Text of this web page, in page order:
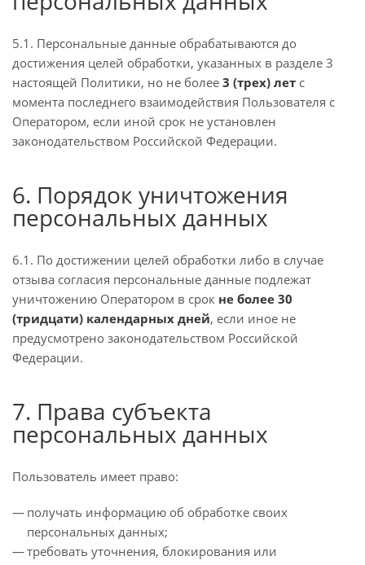
5.1. Персональные данные обрабатываются до
достижения целей обработки, указанных в разделе 3
настоящей Политики, но не более 3 (трех) лет с
момента последнего взаимодействия Пользователя с
Оператором, если иной срок не установлен
законодательством Российской Федерации.
6. Порядок уничтожения
персональных данных
6.1. По достижении целей обработки либо в случае
отзыва согласия персональные данные подлежат
уничтожению Оператором в срок не более 30
(тридцати) календарных дней, если иное не
предусмотрено законодательством Российской
Федерации.
7. Права субъекта
персональных данных
Пользователь имеет право:
получать информацию об обработке своих
персональных данных;
требовать уточнения, блокирования или